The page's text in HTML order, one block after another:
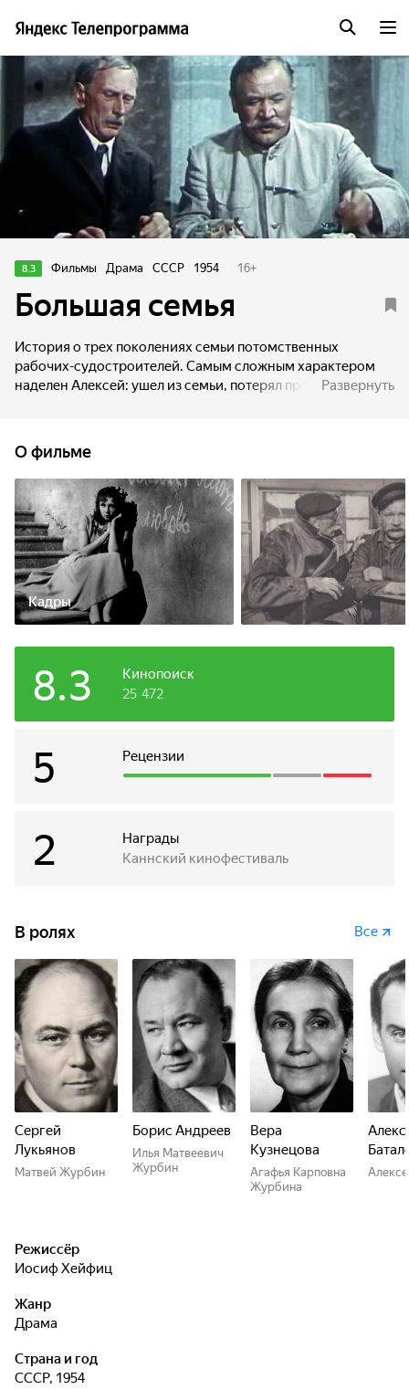
8.3 Фильмы Драма СССР 1954 16+
Большая семья
История о трех поколениях семьи потомственных
рабочих-судостроителей. Самым сложным характером
наделен Алексей: ушел из семьи, потерял профессию,
Развернуть
О фильме
Кадры
Кинопоиск
8.3 25 472
Рецензии
5
Награды
2 Каннский кинофестиваль
В ролях Все
Сергей
Лукьянов
Матвей Журбин
Борис Андреев
Илья Матвеевич
Журбин
Вера
Кузнецова
Агафья Карповна
Журбина
Режиссёр
Иосиф Хейфиц
Жанр
драма
Страна и год
СССР, 1954